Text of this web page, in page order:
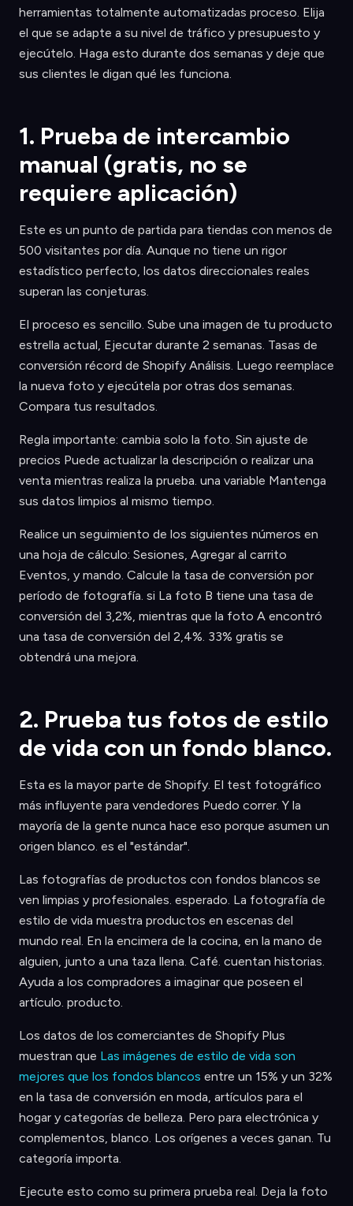
herramientas totalmente automatizadas proceso. Elija
el que se adapte a su nivel de tráfico y presupuesto y
ejecútelo. Haga esto durante dos semanas y deje que
sus clientes le digan qué les funciona.
1. Prueba de intercambio
manual (gratis, no se
requiere aplicación)
Este es un punto de partida para tiendas con menos de
500 visitantes por día. Aunque no tiene un rigor
estadístico perfecto, los datos direccionales reales
superan las conjeturas.
El proceso es sencillo. Sube una imagen de tu producto
estrella actual, Ejecutar durante 2 semanas. Tasas de
conversión récord de Shopify Análisis. Luego reemplace
la nueva foto y ejecútela por otras dos semanas.
Compara tus resultados.
Regla importante: cambia solo la foto. Sin ajuste de
precios Puede actualizar la descripción o realizar una
venta mientras realiza la prueba. una variable Mantenga
sus datos limpios al mismo tiempo.
Realice un seguimiento de los siguientes números en
una hoja de cálculo: Sesiones, Agregar al carrito
Eventos, y mando. Calcule la tasa de conversión por
período de fotografía. si La foto B tiene una tasa de
conversión del 3,2%, mientras que la foto A encontró
una tasa de conversión del 2,4%. 33% gratis se
obtendrá una mejora.
2. Prueba tus fotos de estilo
de vida con un fondo blanco.
Esta es la mayor parte de Shopify. El test fotográfico
más influyente para vendedores Puedo correr. Y la
mayoría de la gente nunca hace eso porque asumen un
origen blanco. es el "estándar".
Las fotografías de productos con fondos blancos se
ven limpias y profesionales. esperado. La fotografía de
estilo de vida muestra productos en escenas del
mundo real. En la encimera de la cocina, en la mano de
alguien, junto a una taza llena. Café. cuentan historias.
Ayuda a los compradores a imaginar que poseen el
artículo. producto.
Los datos de los comerciantes de Shopify Plus
muestran que Las imágenes de estilo de vida son
mejores que los fondos blancos entre un 15% y un 32%
en la tasa de conversión en moda, artículos para el
hogar y categorías de belleza. Pero para electrónica y
complementos, blanco. Los orígenes a veces ganan. Tu
categoría importa.
Ejecute esto como su primera prueba real. Deja la foto